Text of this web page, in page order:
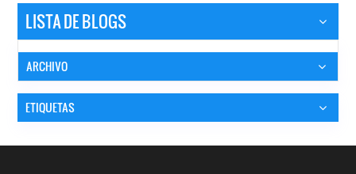
LISTA DE BLOGS
ARCHIVO
ETIQUETAS